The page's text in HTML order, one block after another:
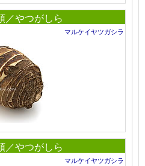
／やつがしら
マルケイヤツガシラ
／やつがしら
マルケイヤツガシラ